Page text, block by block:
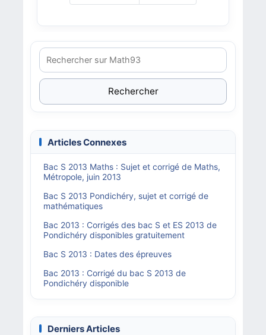
Rechercher
Articles Connexes
Bac S 2013 Maths : Sujet et corrigé de Maths,
Métropole, juin 2013
Bac S 2013 Pondichéry, sujet et corrigé de
mathématiques
Bac 2013 : Corrigés des bac S et ES 2013 de
Pondichéry disponibles gratuitement
Bac S 2013 : Dates des épreuves
Bac 2013 : Corrigé du bac S 2013 de
Pondichéry disponible
Derniers Articles